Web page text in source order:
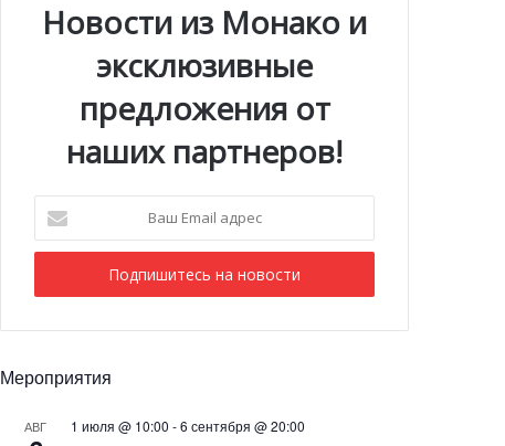
Новости из Монако и
эксклюзивные
предложения от
наших партнеров!
Email
адрес
Мероприятия
АВГ 1 июля @ 10:00 -6 сентября @ 20:00